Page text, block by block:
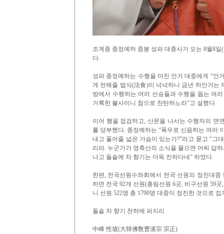
조계종 종정예하 중봉 성파 대종사가 오는 8월8
다.
성파 종정예하는 수행을 마친 안거 대중에게 “
게 전해줄 법식(法食)이 넉넉하니 금년 하안거는
방에서 수행하는 여러 선승들과 수행을 돕는 여
거룩한 불사이니 참으로 찬탄하노라”고 설했다.
이어 행을 점검하고, 산문을 나서는 수행자의 면
를 당부했다. 종정예하는 “폭우로 신음하는 여러
내고 풀어줄 넓은 가슴이 있는가?”라고 묻고 “그
리라. 누군가가 영축산의 소식을 물으면 어찌 답
나고 돌솥에 차 향기는 더욱 진하다네” 하였다.
한편, 전국선원수좌회에서 전국 선원의 정진대
하면 전국 92개 선원(총림선원 6곳, 비구선원 59
니 선원 522명 총 1790명 대중이 정진한 것으로 집
돌솥 차 향기 천하에 퍼지리
中峰 性坡(大韓佛敎曹溪宗 宗正)